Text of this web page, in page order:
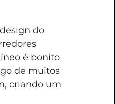
do
é bonito
de muitos
criando um